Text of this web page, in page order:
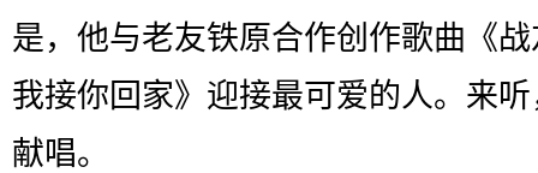
是，他与老友铁原合作创作歌曲《
我接你回家》迎接最可爱的人。来
献唱。